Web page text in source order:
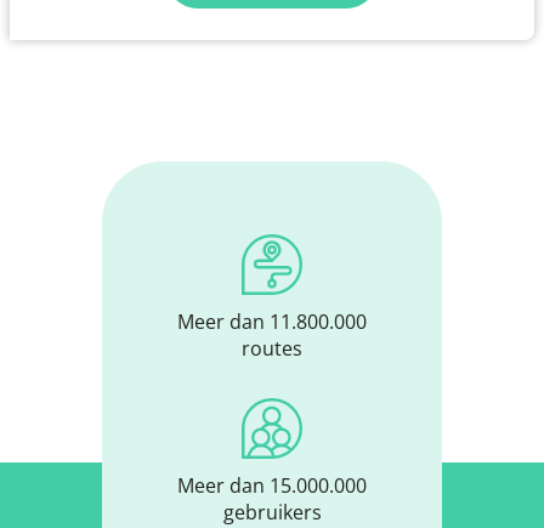
Meer dan 11.800.000
routes
Meer dan 15.000.000
gebruikers